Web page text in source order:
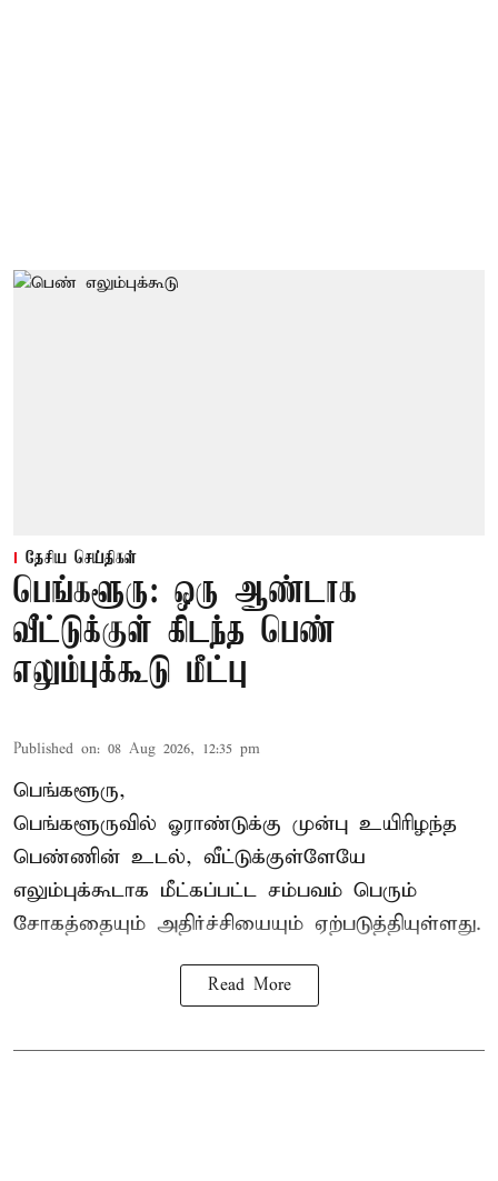
தேசிய செய்திகள்
பெங்களூரு: ஒரு ஆண்டாக
வீட்டுக்குள் கிடந்த பெண்
எலும்புக்கூடு மீட்பு
Published on: 08 Aug 2026, 12:35 pm
பெங்களூரு,
பெங்களூருவில் ஓராண்டுக்கு முன்பு உயிரிழந்த
பெண்ணின் உடல், வீட்டுக்குள்ளேயே
எலும்புக்கூடாக மீட்கப்பட்ட சம்பவம் பெரும்
சோகத்தையும் அதிர்ச்சியையும் ஏற்படுத்தியுள்ளது.
Read More